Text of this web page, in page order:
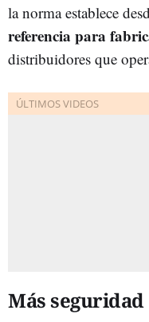
la norma establece
referencia para
distribuidores que
Más seguridad